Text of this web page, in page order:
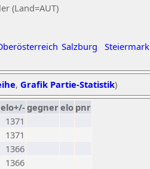
(Land=AUT)
Salzburg Steiermark
, Grafik Partie-Statistik)
elo+/-gegnerelo pnr
1371
1371
1366
1366